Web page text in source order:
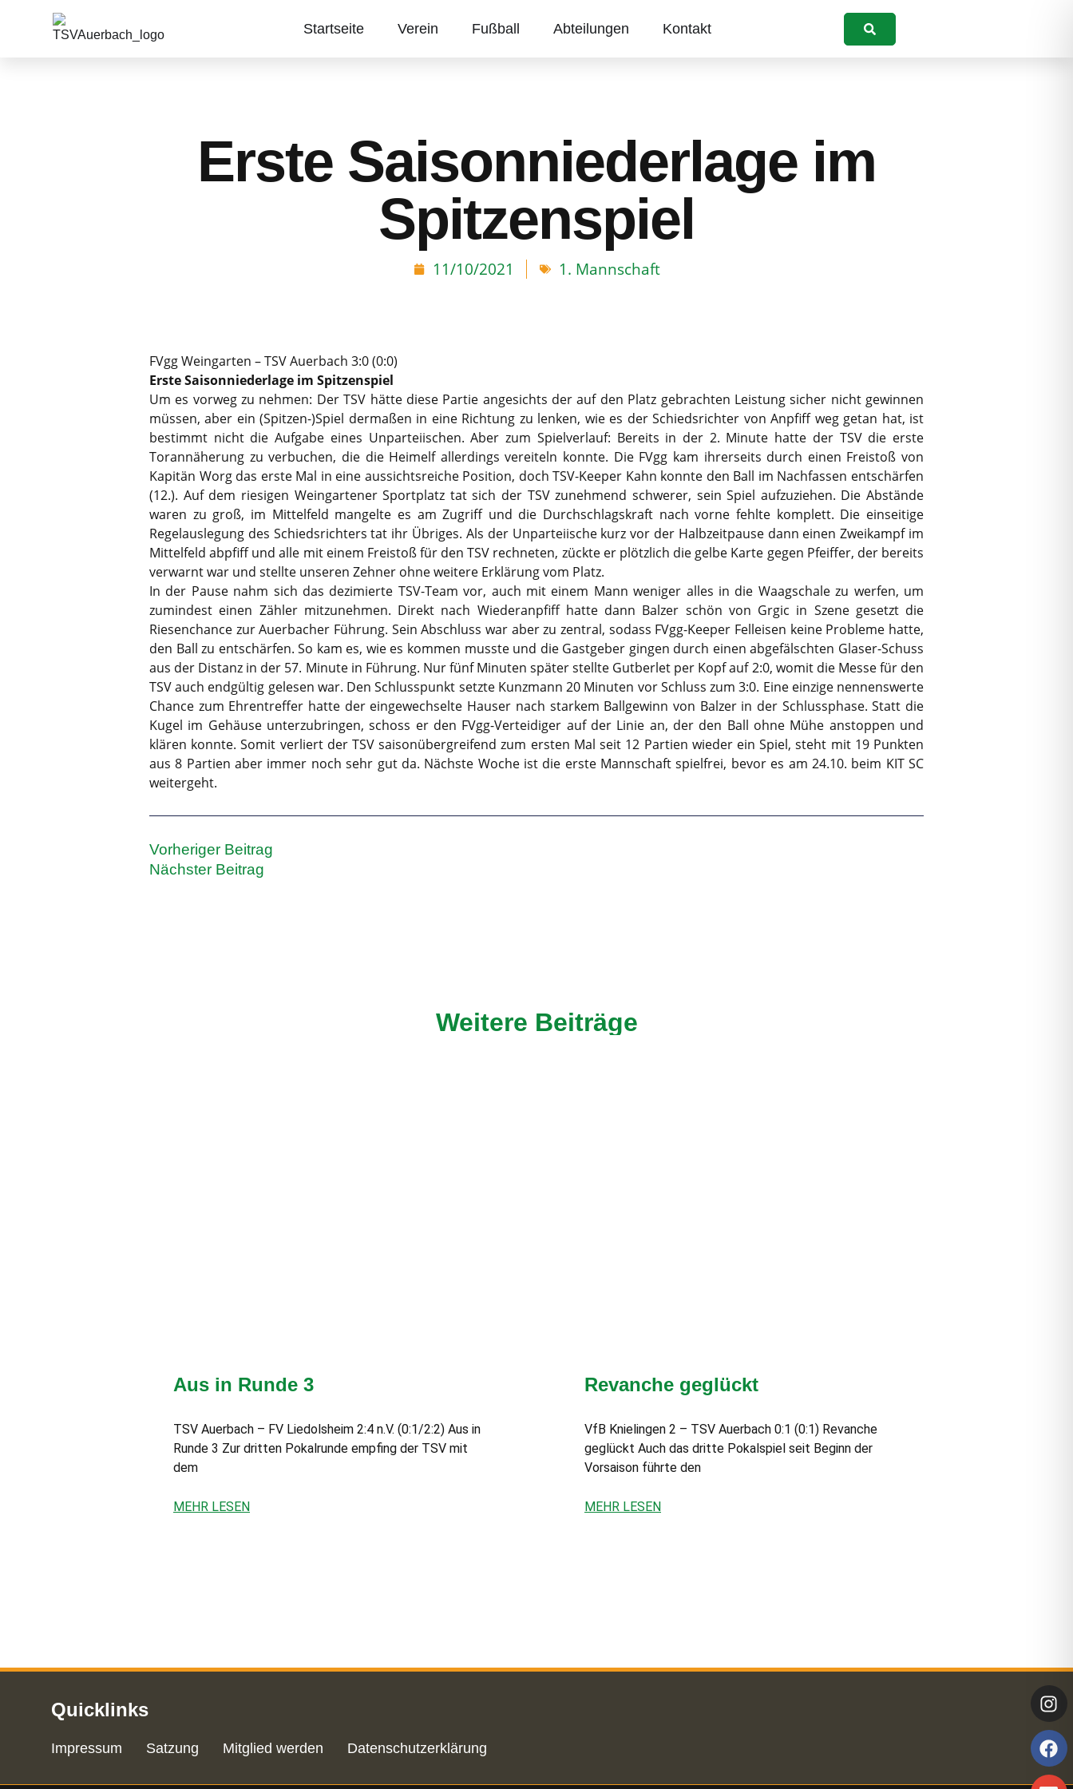
Startseite Verein Fußball Abteilungen Kontakt Suchen
Erste Saisonniederlage im
Spitzenspiel
11/10/2021 1. Mannschaft
FVgg Weingarten – TSV Auerbach 3:0 (0:0)
Erste Saisonniederlage im Spitzenspiel
Um es vorweg zu nehmen: Der TSV hätte diese Partie angesichts der auf den Platz gebrachten Leistung sicher nicht gewinnen
müssen, aber ein (Spitzen-)Spiel dermaßen in eine Richtung zu lenken, wie es der Schiedsrichter von Anpfiff weg getan hat, ist
bestimmt nicht die Aufgabe eines Unparteiischen. Aber zum Spielverlauf: Bereits in der 2. Minute hatte der TSV die erste
Torannäherung zu verbuchen, die die Heimelf allerdings vereiteln konnte. Die FVgg kam ihrerseits durch einen Freistoß von
Kapitän Worg das erste Mal in eine aussichtsreiche Position, doch TSV-Keeper Kahn konnte den Ball im Nachfassen entschärfen
(12.). Auf dem riesigen Weingartener Sportplatz tat sich der TSV zunehmend schwerer, sein Spiel aufzuziehen. Die Abstände
waren zu groß, im Mittelfeld mangelte es am Zugriff und die Durchschlagskraft nach vorne fehlte komplett. Die einseitige
Regelauslegung des Schiedsrichters tat ihr Übriges. Als der Unparteiische kurz vor der Halbzeitpause dann einen Zweikampf im
Mittelfeld abpfiff und alle mit einem Freistoß für den TSV rechneten, zückte er plötzlich die gelbe Karte gegen Pfeiffer, der bereits
verwarnt war und stellte unseren Zehner ohne weitere Erklärung vom Platz.
In der Pause nahm sich das dezimierte TSV-Team vor, auch mit einem Mann weniger alles in die Waagschale zu werfen, um
zumindest einen Zähler mitzunehmen. Direkt nach Wiederanpfiff hatte dann Balzer schön von Grgic in Szene gesetzt die
Riesenchance zur Auerbacher Führung. Sein Abschluss war aber zu zentral, sodass FVgg-Keeper Felleisen keine Probleme hatte,
den Ball zu entschärfen. So kam es, wie es kommen musste und die Gastgeber gingen durch einen abgefälschten Glaser-Schuss
aus der Distanz in der 57. Minute in Führung. Nur fünf Minuten später stellte Gutberlet per Kopf auf 2:0, womit die Messe für den
TSV auch endgültig gelesen war. Den Schlusspunkt setzte Kunzmann 20 Minuten vor Schluss zum 3:0. Eine einzige nennenswerte
Chance zum Ehrentreffer hatte der eingewechselte Hauser nach starkem Ballgewinn von Balzer in der Schlussphase. Statt die
Kugel im Gehäuse unterzubringen, schoss er den FVgg-Verteidiger auf der Linie an, der den Ball ohne Mühe anstoppen und
klären konnte. Somit verliert der TSV saisonübergreifend zum ersten Mal seit 12 Partien wieder ein Spiel, steht mit 19 Punkten
aus 8 Partien aber immer noch sehr gut da. Nächste Woche ist die erste Mannschaft spielfrei, bevor es am 24.10. beim KIT SC
weitergeht.
Vorheriger Beitrag
Nächster Beitrag
Weitere Beiträge
Aus in Runde 3
TSV Auerbach – FV Liedolsheim 2:4 n.V. (0:1/2:2) Aus in
Runde 3 Zur dritten Pokalrunde empfing der TSV mit
dem
MEHR LESEN
Revanche geglückt
VfB Knielingen 2 – TSV Auerbach 0:1 (0:1) Revanche
geglückt Auch das dritte Pokalspiel seit Beginn der
Vorsaison führte den
MEHR LESEN
Quicklinks
Impressum Satzung Mitglied werden Datenschutzerklärung